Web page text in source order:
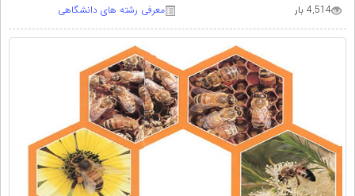
4,514 بار معرفی رشته های دانشگاهی